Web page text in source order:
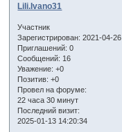
Lili.Ivano31
Участник
Зарегистрирован: 2021-04-26
Приглашений: 0
Сообщений: 16
Уважение: +0
Позитив: +0
Провел на форуме:
22 часа 30 минут
Последний визит:
2025-01-13 14:20:34